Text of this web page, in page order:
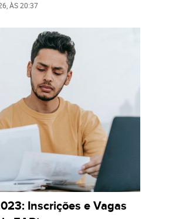
, ÀS20:37
Inscrições e Vagas